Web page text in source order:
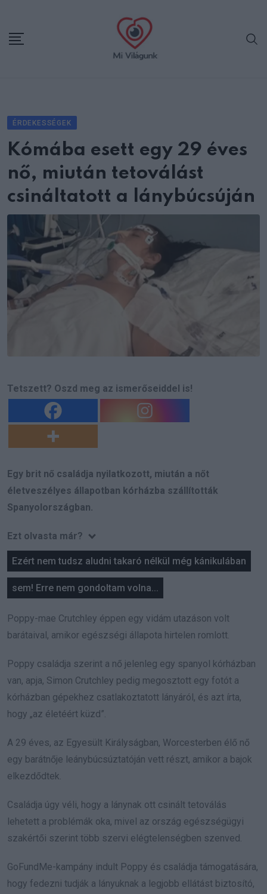
content
ÉRDEKESSÉGEK
Kómába esett egy 29 éves
nő, miután tetoválást
csináltatott a lánybúcsúján
Tetszett? Oszd meg az ismerőseiddel is!
Egy brit nő családja nyilatkozott, miután a nőt
életveszélyes állapotban kórházba szállították
Spanyolországban.
Ezt olvasta már?
Ezért nem tudsz aludni takaró nélkül még kánikulában
sem! Erre nem gondoltam volna...
Poppy-mae Crutchley éppen egy vidám utazáson volt
barátaival, amikor egészségi állapota hirtelen romlott.
Poppy családja szerint a nő jelenleg egy spanyol kórházban
van, apja, Simon Crutchley pedig megosztott egy fotót a
kórházban gépekhez csatlakoztatott lányáról, és azt írta,
hogy „az életéért küzd”.
A 29 éves, az Egyesült Királyságban, Worcesterben élő nő
egy barátnője leánybúcsúztatóján vett részt, amikor a bajok
elkezdődtek.
Családja úgy véli, hogy a lánynak ott csinált tetoválás
lehetett a problémák oka, mivel az ország egészségügyi
szakértői szerint több szervi elégtelenségben szenved.
GoFundMe-kampány indult Poppy és családja támogatására,
hogy fedezni tudják a lányuknak a legjobb ellátást biztosító,